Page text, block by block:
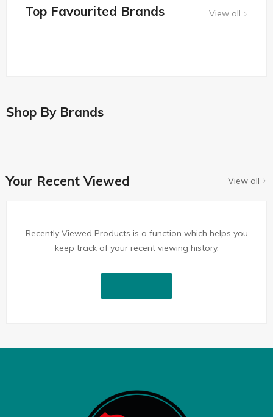
Top Favourited Brands View all
Shop By Brands
Your Recent Viewed View all
Recently Viewed Products is a function which helps you
keep track of your recent viewing history.